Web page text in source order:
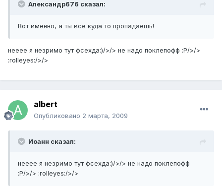
Александр676 сказал:
Вот именно, а ты все куда то пропадаешь!
нееее я незримо тут фсехда:)/>/> не надо поклепофф :P/>/>
:rolleyes:/>/>
albert
Опубликовано 2 марта, 2009
Иоанн сказал:
нееее я незримо тут фсехда:)/>/> не надо поклепофф
:P/>/> :rolleyes:/>/>